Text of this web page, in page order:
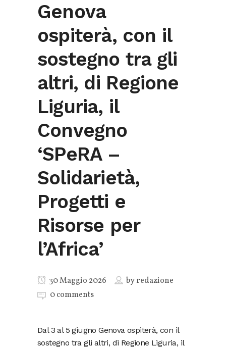
Genova
ospiterà, con il
sostegno tra gli
altri, di Regione
Liguria, il
Convegno
‘SPeRA –
Solidarietà,
Progetti e
Risorse per
l’Africa’
30 Maggio 2026 byredazione
0 comments
Dal 3 al 5 giugno Genova ospiterà, con il
sostegno tra gli altri, di Regione Liguria, il